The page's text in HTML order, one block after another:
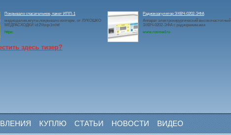
Покрывало спасательное, пакет ИПП-1
медизделия,жгуты,покрывало изотерм. от ЛУКОШКО
МЕДРАСХОДКИ id:2Vtzqx1mhtf
https:
Радиокоагулятор ЭХВЧ-0202-ЭФА
Аппарат электрохирургический высокочастотный
ЭХВЧ-0202-ЭФА с радиорежимами
www.rosmed.ru
здесь тизер?
КУПЛЮ СТАТЬИ НОВОСТИ ВИДЕО